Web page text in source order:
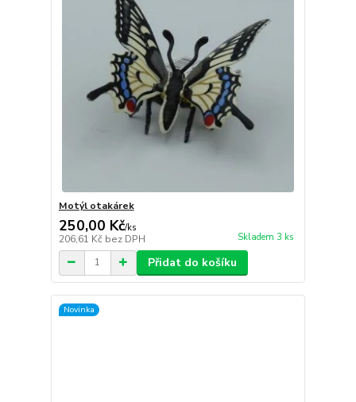
Motýl otakárek
250,00 Kč/ks
206,61 Kč bez DPH Skladem 3 ks
Přidat do košíku
Novinka